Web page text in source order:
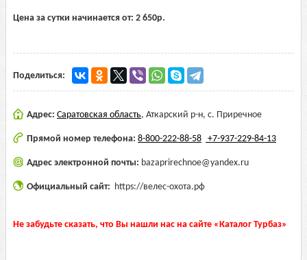
Цена за сутки начинается от: 2 650р.
Поделиться:
Адрес: Саратовская область, Аткарский р-н, с. Приречное
Прямой номер телефона: 8-800-222-88-58 +7-937-229-84-13
Адрес электронной почты: bazaprirechnoe@yandex.ru
Официальный сайт: https://велес-охота.рф
Не забудьте сказать, что Вы нашли нас на сайте «Каталог Турбаз»